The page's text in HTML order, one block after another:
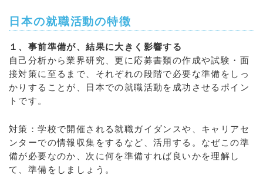
日本の就職活動の特徴
１、事前準備が、結果に大きく影響する
自己分析から業界研究、更に応募書類の作成や試験・面
接対策に至るまで、それぞれの段階で必要な準備をしっ
かりすることが、日本での就職活動を成功させるポイン
トです。
対策：学校で開催される就職ガイダンスや、キャリアセ
ンターでの情報収集をするなど、活用する。なぜこの準
備が必要なのか、次に何を準備すれば良いかを理解し
て、準備をしましょう。